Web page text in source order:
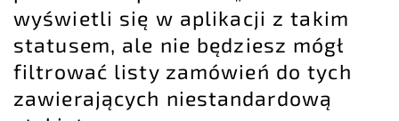
wyświetli się w aplikacji z takim
statusem, ale nie będziesz mógł
filtrować listy zamówień do tych
zawierających niestandardową